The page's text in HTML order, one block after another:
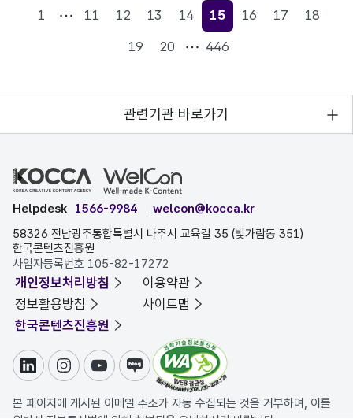
1
11 12 13 14
현재페이지
15 16 17
18
19
20 446
관련기관 바로가기
Helpdesk 1566-9984
welcon@kocca.kr
58326 전남광주통합특별시 나주시 교육길 35 (빛가람동 351)
한국콘텐츠진흥원
사업자등록번호 105-82-17272
개인정보처리방침
이용약관
정보활용방침
사이트맵
한국콘텐츠진흥원
링크드인인스타그램
유튜브블로그
본 페이지에 게시된 이메일 주소가 자동 수집되는 것을 거부하며, 이를